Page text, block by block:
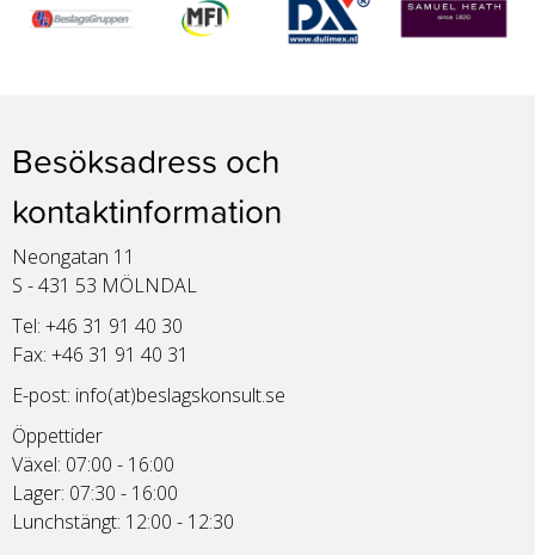
Besöksadress och
kontaktinformation
Neongatan 11
S - 431 53 MÖLNDAL
Tel: +46 31 91 40 30
Fax: +46 31 91 40 31
E-post: info(at)beslagskonsult.se
Öppettider
Växel: 07:00 - 16:00
Lager: 07:30 - 16:00
Lunchstängt: 12:00 - 12:30